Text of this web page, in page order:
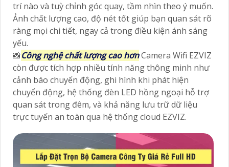
trí nào và tuỳ chỉnh góc quay, tầm nhìn theo ý muốn.
Ảnh chất lượng cao, độ nét tốt giúp bạn quan sát rõ
ràng mọi chi tiết, ngay cả trong điều kiện ánh sáng
yếu.
📸Công nghệ chất lượng cao hơnCamera Wifi EZVIZ
còn được tích hợp nhiều tính năng thông minh như
cảnh báo chuyển động, ghi hình khi phát hiện
chuyển động, hệ thống đèn LED hồng ngoại hỗ trợ
quan sát trong đêm, và khả năng lưu trữ dữ liệu
trực tuyến an toàn qua hệ thống cloud EZVIZ.